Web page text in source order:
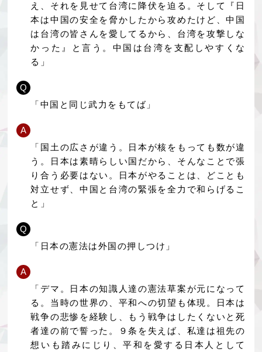
え、それを見せて台湾に降伏を迫る。そして『日
本は中国の安全を脅かしたから攻めたけど、中国
は台湾の皆さんを愛してるから、台湾を攻撃しな
かった』と言う。中国は台湾を支配しやすくな
る」
Q
「中国と同じ武力をもてば」
A
「国土の広さが違う。日本が核をもっても数が違
う。日本は素晴らしい国だから、そんなことで張
り合う必要はない。日本がやることは、どことも
対立せず、中国と台湾の緊張を全力で和らげるこ
と」
Q
「日本の憲法は外国の押しつけ」
A
「デマ。日本の知識人達の憲法草案が元になって
る。当時の世界の、平和への切望も体現。日本は
戦争の悲惨を経験し、もう戦争はしたくないと死
者達の前で誓った。９条を失えば、私達は祖先の
想いも踏みにじり、平和を愛する日本人として